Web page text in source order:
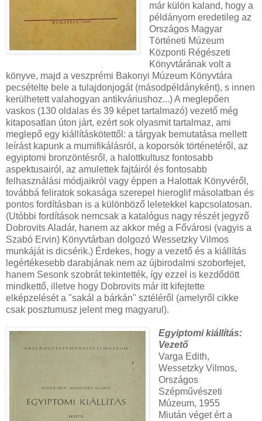
már külön kaland, hogy a
példányom eredetileg az
Országos Magyar
Történeti Múzeum
Központi Régészeti
Könyvtárának volt a
könyve, majd a veszprémi Bakonyi Múzeum Könyvtára
pecsételte bele a tulajdonjogát (másodpéldányként), s innen
kerülhetett valahogyan antikváriushoz...) A meglepően
vaskos (130 oldalas és 39 képet tartalmazó) vezető még
kitaposatlan úton járt, ezért sok olyasmit tartalmaz, ami
meglepő egy kiállításkötettől: a tárgyak bemutatása mellett
leírást kapunk a mumifikálásról, a koporsók történetéről, az
egyiptomi bronzöntésről, a halottkultusz fontosabb
aspektusairól, az amulettek fajtáiról és fontosabb
felhasználási módjaikról vagy éppen a Halottak Könyvéről,
továbbá feliratok sokasága szerepel hieroglif másolatban és
pontos fordításban is a különböző leletekkel kapcsolatosan.
(Utóbbi fordítások nemcsak a katalógus nagy részét jegyző
Dobrovits Aladár, hanem az akkor még a Fővárosi (vagyis a
Szabó Ervin) Könyvtárban dolgozó Wessetzky Vilmos
munkáját is dicsérik.) Érdekes, hogy a vezető és a kiállítás
legértékesebb darabjának nem az újbirodalmi szoborfejet,
hanem Sesonk szobrát tekintették, így ezzel is kezdődött
mindkettő, illetve hogy Dobrovits már itt kifejtette
elképzelését a "sakál a bárkán" sztéléről (amelyről cikke
csak posztumusz jelent meg magyarul).
Egyiptomi kiállítás:
Vezető
Varga Edith,
Wessetzky Vilmos,
Országos
Szépművészeti
Múzeum, 1955
Miután véget ért a